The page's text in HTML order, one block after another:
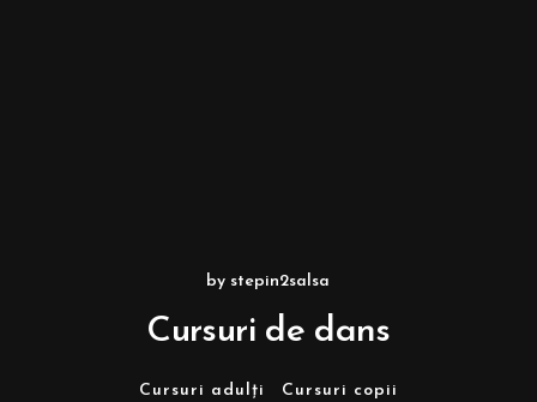
by stepin2salsa
Cursuri de dans
Cursuri adulți
Cursuri copii